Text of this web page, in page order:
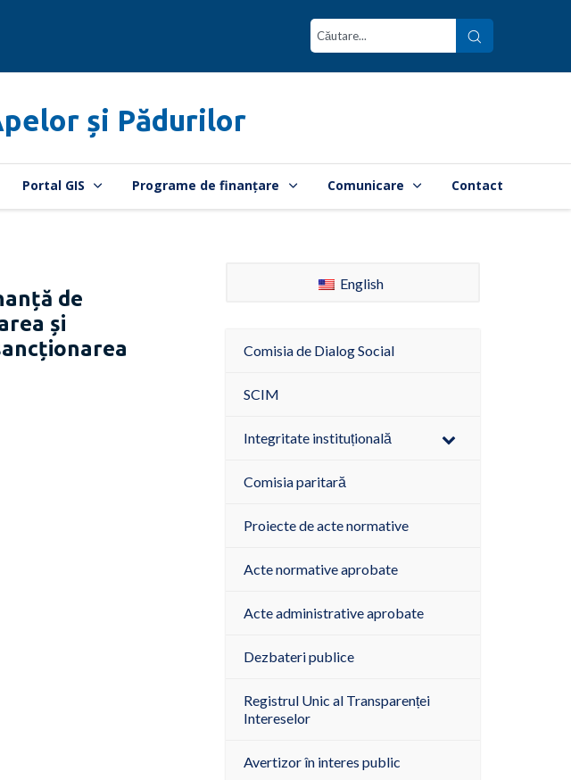
și Pădurilor
Portal GIS Programe de finanțare Comunicare Contact
de
și
English
Comisia de Dialog Social
SCIM
Integritate instituțională
Comisia paritară
Proiecte de acte normative
Acte normative aprobate
Acte administrative aprobate
Dezbateri publice
Registrul Unic al Transparenței
Intereselor
Avertizor în interes public